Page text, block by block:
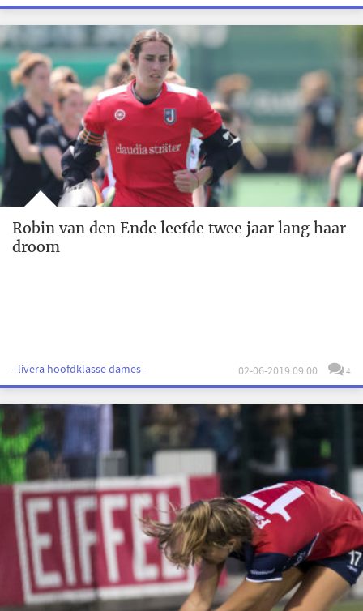
Robin van den Ende leefde twee jaar lang haar
droom
- livera hoofdklasse dames - 02-06-2019 09:00 4